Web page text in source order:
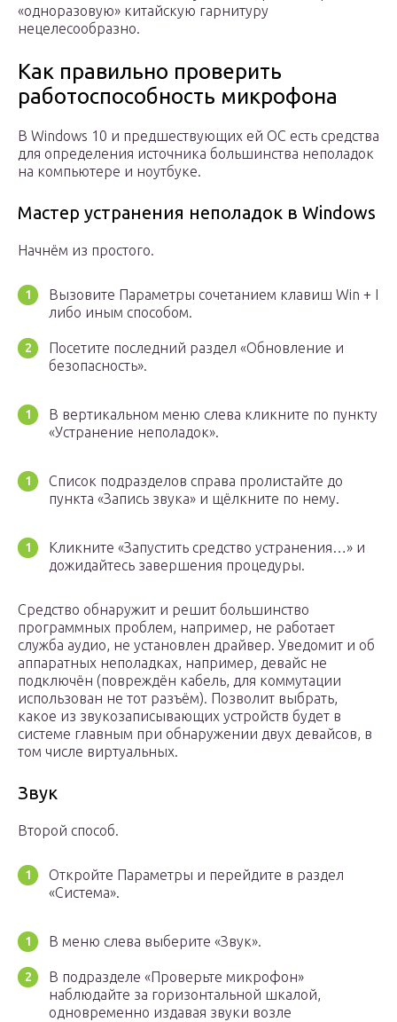
«одноразовую» китайскую гарнитуру
нецелесообразно.
Как правильно проверить
работоспособность микрофона
В Windows 10 и предшествующих ей ОС есть средства
для определения источника большинства неполадок
на компьютере и ноутбуке.
Мастер устранения неполадок в Windows
Начнём из простого.
Вызовите Параметры сочетанием клавиш Win + I
либо иным способом.
Посетите последний раздел «Обновление и
безопасность».
В вертикальном меню слева кликните по пункту
«Устранение неполадок».
Список подразделов справа пролистайте до
пункта «Запись звука» и щёлкните по нему.
Кликните «Запустить средство устранения…» и
дожидайтесь завершения процедуры.
Средство обнаружит и решит большинство
программных проблем, например, не работает
служба аудио, не установлен драйвер. Уведомит и об
аппаратных неполадках, например, девайс не
подключён (повреждён кабель, для коммутации
использован не тот разъём). Позволит выбрать,
какое из звукозаписывающих устройств будет в
системе главным при обнаружении двух девайсов, в
том числе виртуальных.
Звук
Второй способ.
Откройте Параметры и перейдите в раздел
«Система».
В меню слева выберите «Звук».
В подразделе «Проверьте микрофон»
наблюдайте за горизонтальной шкалой,
одновременно издавая звуки возле